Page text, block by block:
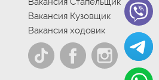
Вакансия Кузовщик
Вакансия ходовик